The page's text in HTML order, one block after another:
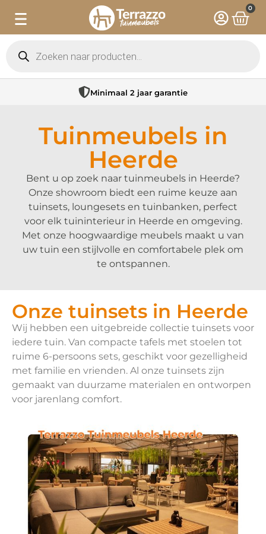
0
Minimaal 2 jaar garantie
Tuinmeubels in
Heerde
Bent u op zoek naar tuinmeubels in Heerde?
Onze showroom biedt een ruime keuze aan
tuinsets, loungesets en tuinbanken, perfect
voor elk tuininterieur in Heerde en omgeving.
Met onze hoogwaardige meubels maakt u van
uw tuin een stijlvolle en comfortabele plek om
te ontspannen.
Onze tuinsets in Heerde
Wij hebben een uitgebreide collectie tuinsets voor
iedere tuin. Van compacte tafels met stoelen tot
ruime 6-persoons sets, geschikt voor gezelligheid
met familie en vrienden. Al onze tuinsets zijn
gemaakt van duurzame materialen en ontworpen
voor jarenlang comfort.